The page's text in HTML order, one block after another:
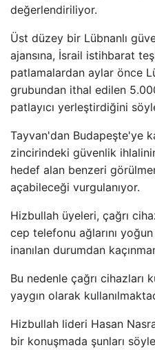
değerlendiriliyor.
Üst düzey bir Lübnanlı
ajansına, İsrail istihbarat
patlamalardan aylar önce
grubundan ithal edilen
patlayıcı yerleştirdiğini
Tayvan'dan Budapeşte'ye
zincirindeki güvenlik
hedef alan benzeri
açabileceği vurgulanıyor.
Hizbullah üyeleri, çağrı
cep telefonu ağlarını
inanılan durumdan
Bu nedenle çağrı cihazları
yaygın olarak
Hizbullah lideri Hasan
bir konuşmada şunları